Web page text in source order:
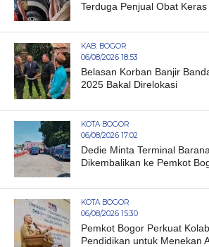
Terduga Penjual Obat Keras
KAB. BOGOR
06/08/2026 18:53
Belasan Korban Banjir
2025 Bakal Direlokasi
KOTA BOGOR
06/08/2026 17:02
Dedie Minta Terminal
Dikembalikan ke Pemkot
KOTA BOGOR
06/08/2026 15:30
Pemkot Bogor Perkuat
Pendidikan untuk Menekan